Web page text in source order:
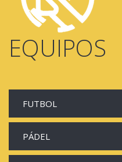
EQUIPOS
FUTBOL
PÁDEL